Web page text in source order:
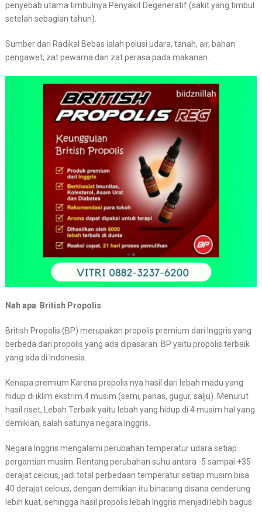
penyebab utama timbulnya Penyakit Degeneratif (sakit yang timbul
setelah sebagian tahun).
Sumber dari Radikal Bebas ialah polusi udara, tanah, air, bahan
pengawet, zat pewarna dan zat perasa pada makanan.
Nah apa British Propolis
British Propolis (BP) merupakan propolis premium dari Inggris yang
berbeda dari propolis yang ada dipasaran. BP yaitu propolis terbaik
yang ada di Indonesia.
Kenapa premium Karena propolis nya hasil dari lebah madu yang
hidup di iklim ekstrim 4 musim (semi, panas, gugur, salju). Menurut
hasil riset, Lebah Terbaik yaitu lebah yang hidup di 4 musim hal yang
demikian, salah satunya negara Inggris.
Negara Inggris mengalami perubahan temperatur udara setiap
pergantian musim. Rentang perubahan suhu antara -5 sampai +35
derajat celcius, jadi total perbedaan temperatur setiap musim bisa
40 derajat celcius, dengan demikian itu binatang disana cenderung
lebih kuat, sehingga hasil propolis lebah Inggris menjadi lebih bagus.